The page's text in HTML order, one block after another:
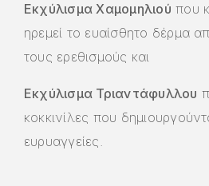
Εκχύλισμα Χαμομηλιού που
ηρεμεί το ευαίσθητο δέρμα
τους ερεθισμούς και
Εκχύλισμα Τριαντάφυλλου
κοκκινίλες που
ευρυαγγείες.